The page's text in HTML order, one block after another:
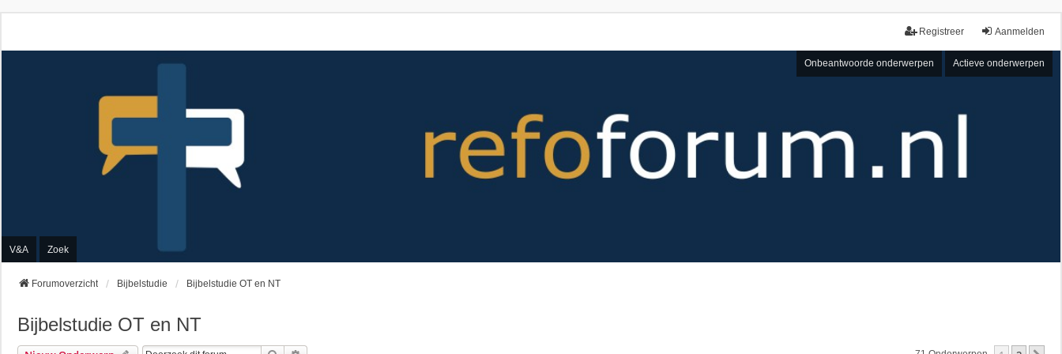
Aanmelden
Registreer
Onbeantwoorde onderwerpen Actieve onderwerpen
V&A Zoek
Forumoverzicht Bijbelstudie Bijbelstudie OT en NT
Bijbelstudie OT en NT